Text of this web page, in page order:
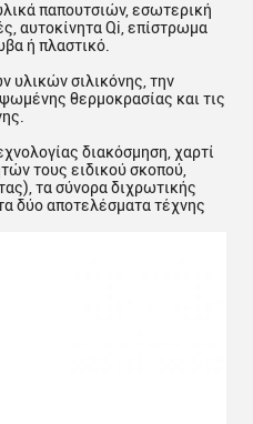
παπουτσιών, εσωτερική
αυτοκίνητα Qi, επίστρωμα
ή πλαστικό.
υλικών σιλικόνης, την
θερμοκρασίας και τις
διακόσμηση, χαρτί
τους ειδικού σκοπού,
τα σύνορα διχρωτικής
δύο αποτελέσματα τέχνης